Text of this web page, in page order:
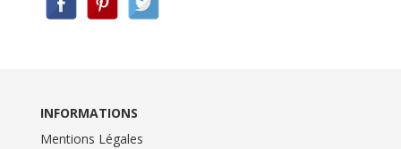
INFORMATIONS
Mentions Légales